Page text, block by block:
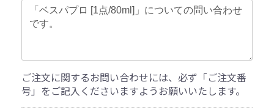
ご注文に関するお問い合わせには、必ず「ご注文番
号」をご記入くださいますようお願いいたします。